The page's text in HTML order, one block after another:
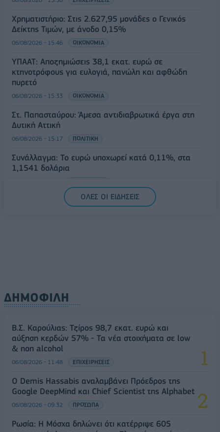
Χρηματιστήριο: Στις 2.627,95 μονάδες ο Γενικός
Δείκτης Τιμών, με άνοδο 0,15%
06/08/2026 - 15:46 ΟΙΚΟΝΟΜΙΑ
ΥΠΑΑΤ: Αποζημιώσεις 38,1 εκατ. ευρώ σε
κτηνοτρόφους για ευλογιά, πανώλη και αφθώδη
πυρετό
06/08/2026 - 15:33 ΟΙΚΟΝΟΜΙΑ
Στ. Παπασταύρου: Άμεσα αντιδιαβρωτικά έργα στη
Δυτική Αττική
06/08/2026 - 15:17 ΠΟΛΙΤΙΚΗ
Συνάλλαγμα: Το ευρώ υποχωρεί κατά 0,11%, στα
1,1541 δολάρια
ΟΛΕΣ ΟΙ ΕΙΔΗΣΕΙΣ
ΔΗΜΟΦΙΛΗ
Β.Σ. Καρούλιας: Τζίρος 98,7 εκατ. ευρώ και
αύξηση κερδών 57% - Τα νέα στοιχήματα σε low
& non alcohol
06/08/2026 - 11:48 ΕΠΙΧΕΙΡΗΣΕΙΣ
Ο Demis Hassabis αναλαμβάνει Πρόεδρος της
Google DeepMind και Chief Scientist της Alphabet
06/08/2026 - 09:32 ΠΡΟΣΩΠΑ
Ρωσία: Η Μόσχα δηλώνει ότι κατέρριψε 605